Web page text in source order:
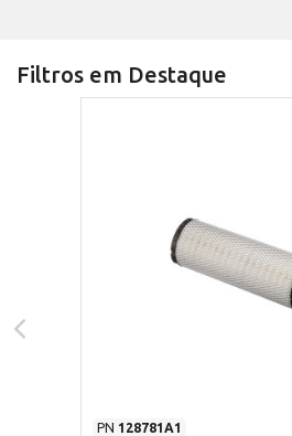
Filtros em Destaque
PN 128781A1